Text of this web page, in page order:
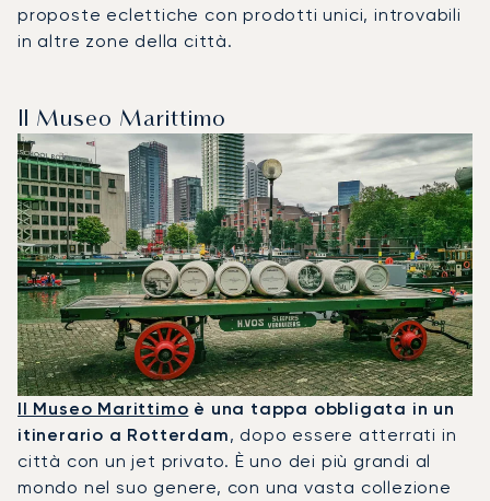
proposte eclettiche con prodotti unici, introvabili
in altre zone della città.
Il Museo Marittimo
Il Museo Marittimo è una tappa obbligata in un
itinerario a Rotterdam, dopo essere atterrati in
città con un jet privato. È uno dei più grandi al
mondo nel suo genere, con una vasta collezione